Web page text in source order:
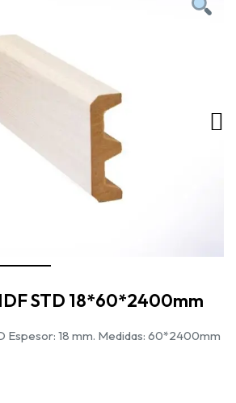
STD 18*60*2400mm
Espesor: 18 mm. Medidas: 60*2400mm